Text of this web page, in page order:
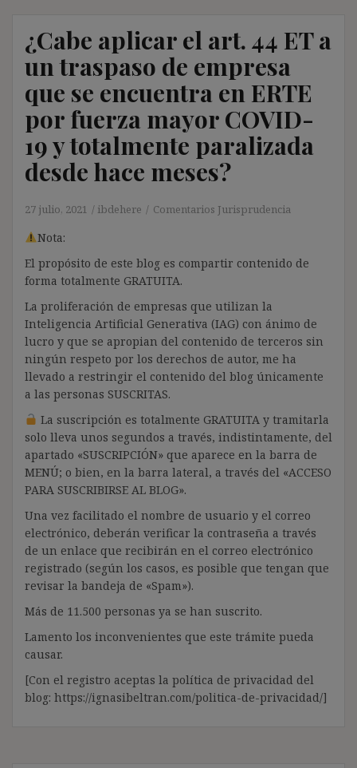
¿Cabe aplicar el art. 44 ET a
un traspaso de empresa
que se encuentra en ERTE
por fuerza mayor COVID-
19 y totalmente paralizada
desde hace meses?
27 julio, 2021 ibdehere Comentarios Jurisprudencia
Nota:
El propósito de este blog es compartir contenido de
forma totalmente GRATUITA.
La proliferación de empresas que utilizan la
Inteligencia Artificial Generativa (IAG) con ánimo de
lucro y que se apropian del contenido de terceros sin
ningún respeto por los derechos de autor, me ha
llevado a restringir el contenido del blog únicamente
a las personas SUSCRITAS.
La suscripción es totalmente GRATUITA y tramitarla
solo lleva unos segundos a través, indistintamente, del
apartado «SUSCRIPCIÓN» que aparece en la barra de
MENÚ; o bien, en la barra lateral, a través del «ACCESO
PARA SUSCRIBIRSE AL BLOG».
Una vez facilitado el nombre de usuario y el correo
electrónico, deberán verificar la contraseña a través
de un enlace que recibirán en el correo electrónico
registrado (según los casos, es posible que tengan que
revisar la bandeja de «Spam»).
Más de 11.500 personas ya se han suscrito.
Lamento los inconvenientes que este trámite pueda
causar.
[Con el registro aceptas la política de privacidad del
blog: https://ignasibeltran.com/politica-de-privacidad/]